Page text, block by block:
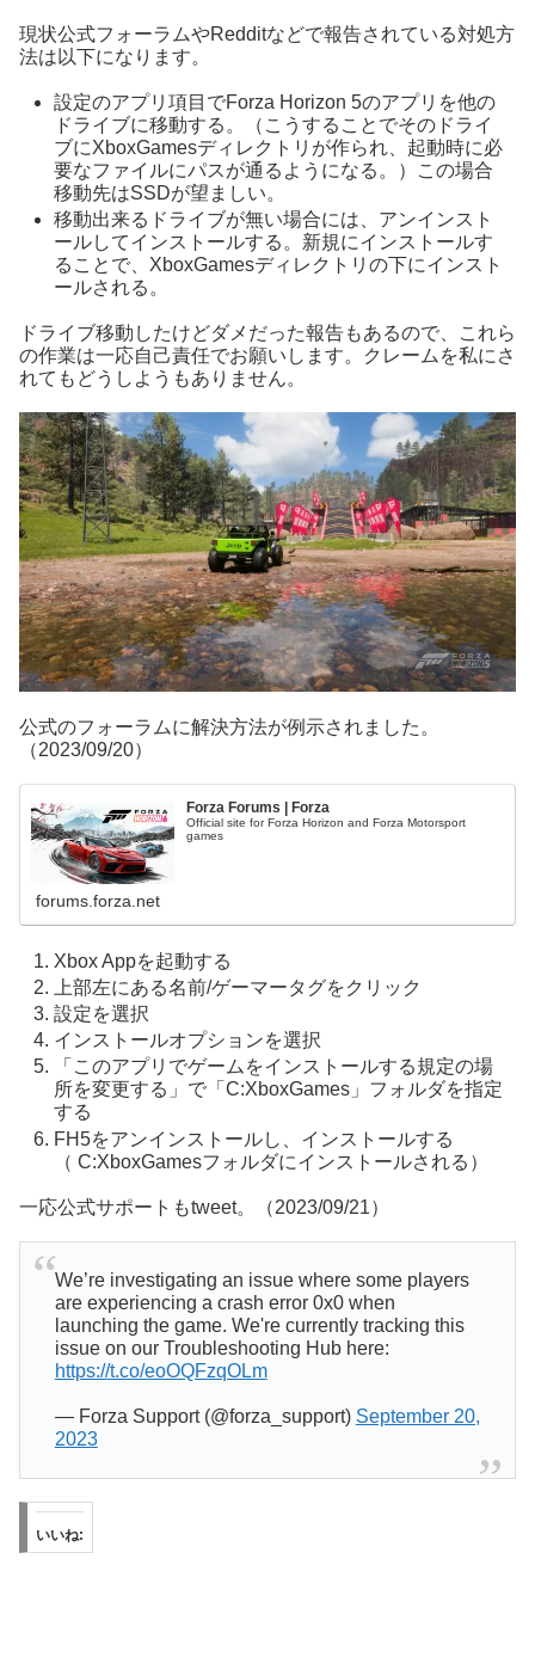
現状公式フォーラムやRedditなどで報告されている対処方
法は以下になります。
設定のアプリ項目でForza Horizon 5のアプリを他の
ドライブに移動する。（こうすることでそのドライ
ブにXboxGamesディレクトリが作られ、起動時に必
要なファイルにパスが通るようになる。）この場合
移動先はSSDが望ましい。
移動出来るドライブが無い場合には、アンインスト
ールしてインストールする。新規にインストールす
ることで、XboxGamesディレクトリの下にインスト
ールされる。
ドライブ移動したけどダメだった報告もあるので、これら
の作業は一応自己責任でお願いします。クレームを私にさ
れてもどうしようもありません。
公式のフォーラムに解決方法が例示されました。
（2023/09/20）
Forza Forums | Forza
Official site for Forza Horizon and Forza Motorsport
games
forums.forza.net
Xbox Appを起動する
上部左にある名前/ゲーマータグをクリック
設定を選択
インストールオプションを選択
「このアプリでゲームをインストールする規定の場
所を変更する」で「C:XboxGames」フォルダを指定
する
FH5をアンインストールし、インストールする
（ C:XboxGamesフォルダにインストールされる）
一応公式サポートもtweet。（2023/09/21）
We’re investigating an issue where some players
are experiencing a crash error 0x0 when
launching the game. We're currently tracking this
issue on our Troubleshooting Hub here:
https://t.co/eoOQFzqOLm
— Forza Support (@forza_support) September 20,
2023
いいね: